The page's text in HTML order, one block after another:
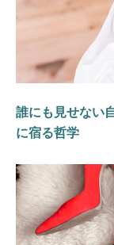
誰にも見せない
に宿る哲学